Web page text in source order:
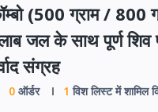
(500 ग्राम / 800
जल के साथ पूर्ण शिव
संग्रह
0ऑर्डर 1 विश लिस्ट में शामिल